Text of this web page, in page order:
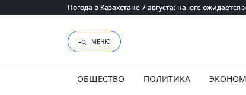
Погода в Казахстане 7 августа: на юге ожидается
Погода в Казахстане 7 августа: на юге ожидается
МЕНЮ
ОБЩЕСТВО ПОЛИТИКА